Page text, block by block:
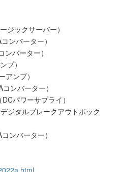
ージックサーバー）
コンバーター）
ンバーター）
プ）
アンプ）
コンバーター）
（DCパワーサプライ）
デジタルブレークアウトボック
コンバーター）